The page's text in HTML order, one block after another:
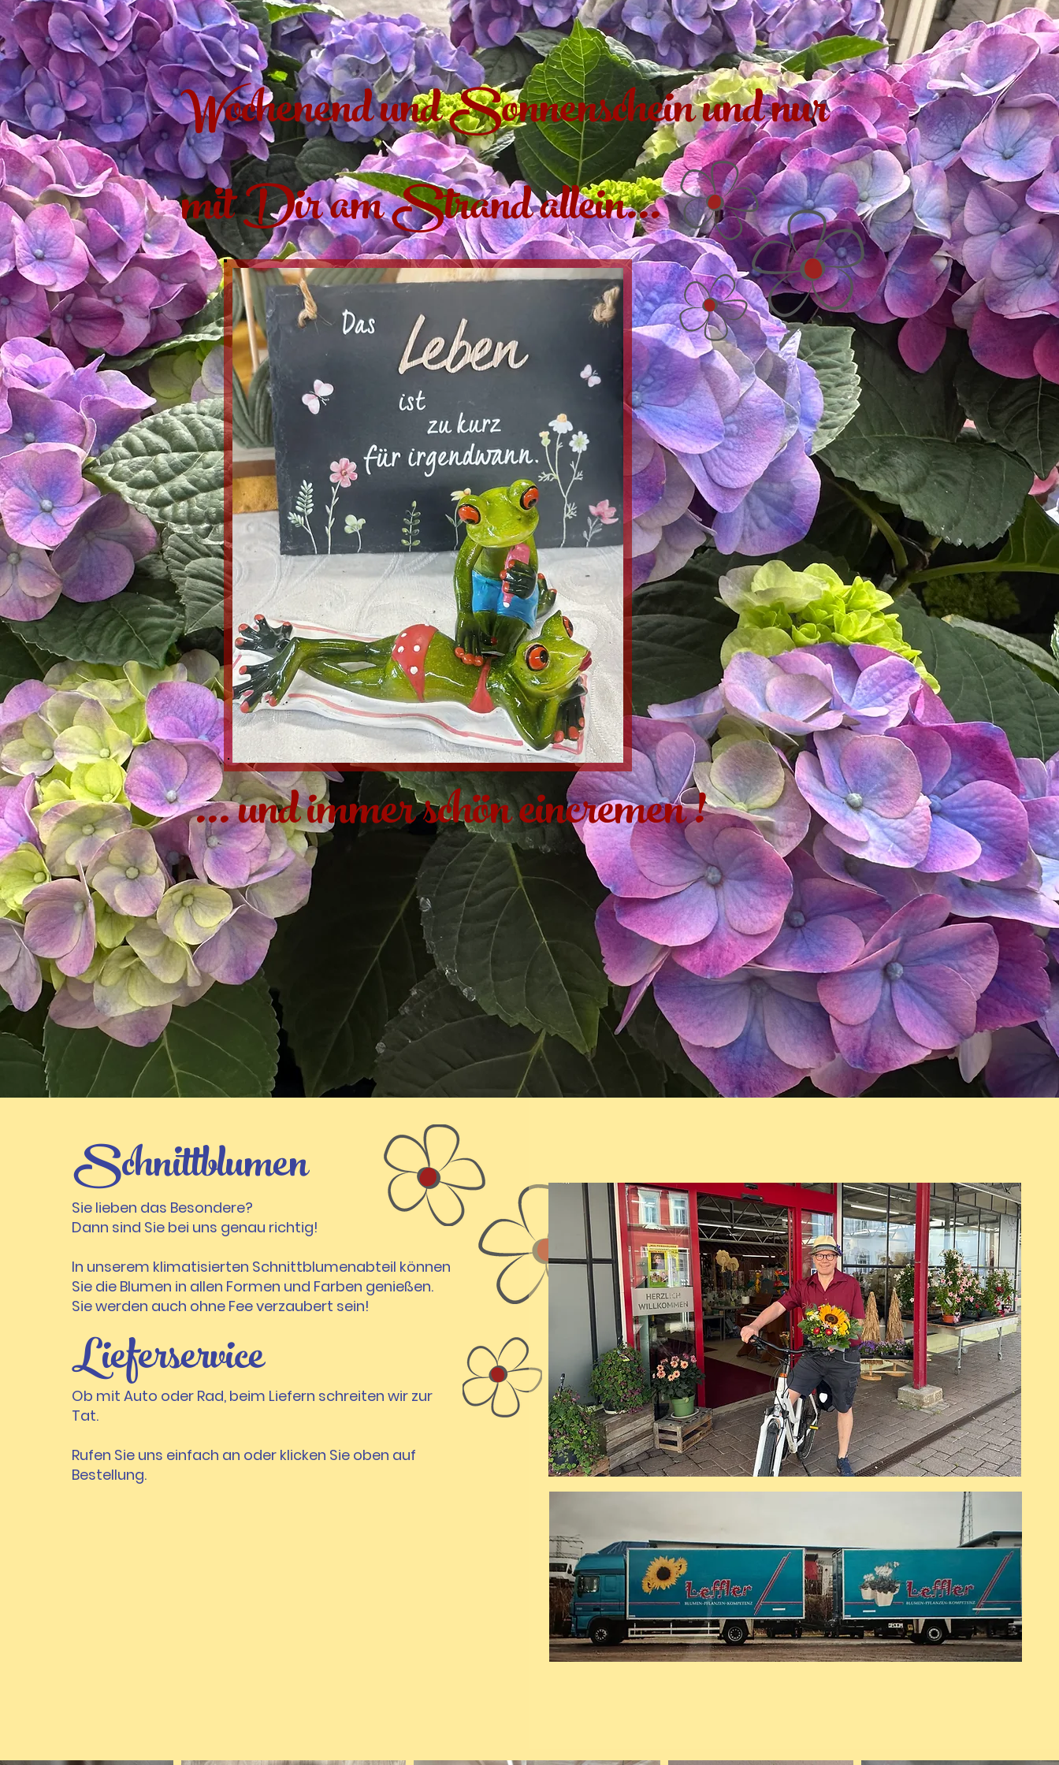
Wochenend und Sonnenschein und nur
mit Dir am Strand allein...
... und immer schön eincremen !
Schnittblumen
Sie lieben das Besondere?
Dann sind Sie bei uns genau richtig!
In unserem klimatisierten Schnittblumenabteil können
Sie die Blumen in allen Formen und Farben genießen.
Sie werden auch ohne Fee verzaubert sein!
Lieferservice
Ob mit Auto oder Rad, beim Liefern schreiten wir zur
Tat.
Rufen Sie uns einfach an oder klicken Sie oben auf
Bestellung.